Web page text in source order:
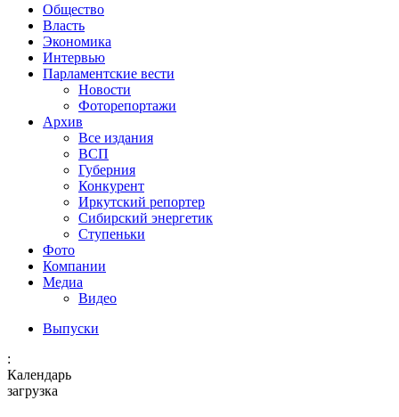
Общество
Власть
Экономика
Интервью
Парламентские вести
Новости
Фоторепортажи
Архив
Все издания
ВСП
Губерния
Конкурент
Иркутский репортер
Сибирский энергетик
Ступеньки
Фото
Компании
Медиа
Видео
Выпуски
:
Календарь
загрузка